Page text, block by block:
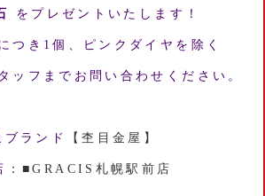
をプレゼントいたします！
つき1個、ピンクダイヤを除く
ッフまでお問い合わせください。
ブランド 【杢目金屋】
：■GRACIS札幌駅前店